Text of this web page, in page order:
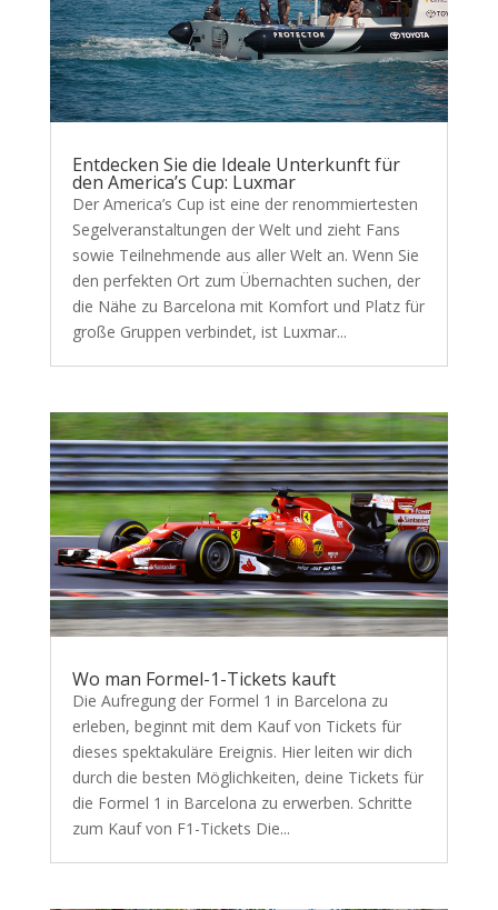
Entdecken Sie die Ideale Unterkunft für
den America’s Cup: Luxmar
Der America’s Cup ist eine der renommiertesten
Segelveranstaltungen der Welt und zieht Fans
sowie Teilnehmende aus aller Welt an. Wenn Sie
den perfekten Ort zum Übernachten suchen, der
die Nähe zu Barcelona mit Komfort und Platz für
große Gruppen verbindet, ist Luxmar...
Wo man Formel-1-Tickets kauft
Die Aufregung der Formel 1 in Barcelona zu
erleben, beginnt mit dem Kauf von Tickets für
dieses spektakuläre Ereignis. Hier leiten wir dich
durch die besten Möglichkeiten, deine Tickets für
die Formel 1 in Barcelona zu erwerben. Schritte
zum Kauf von F1-Tickets Die...